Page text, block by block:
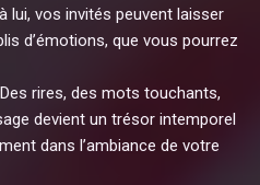
lui, vos invités peuvent laisser
d’émotions, que vous pourrez
rires, des mots touchants,
devient un trésor intemporel
dans l’ambiance de votre